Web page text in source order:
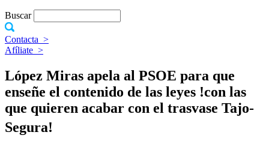
Buscar
Contacta >
Afíliate >
López Miras apela al PSOE para que
enseñe el contenido de las leyes !con las
que quieren acabar con el trasvase Tajo-
Segura!